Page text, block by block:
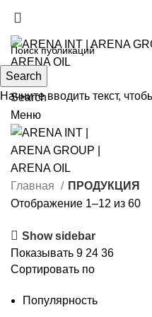
(+998) 99 130-00-11
Search
Меню
Главная
ПРОДУКЦИЯ
Отображение 1–12 из 60
Show sidebar
Показывать 9 24 36
Сортировать по
Популярность
Search
Начните вводить текст,